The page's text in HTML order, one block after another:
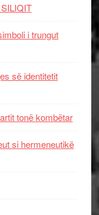
i trungut
së identitetit
tonë kombëtar
si hermeneutikë